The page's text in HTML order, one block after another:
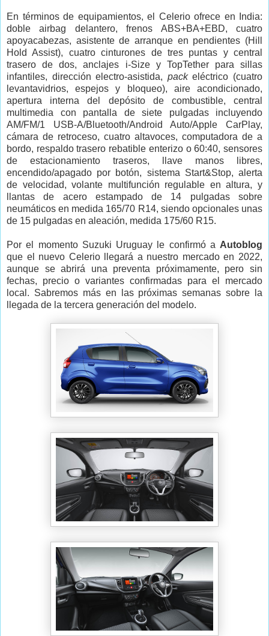
En términos de equipamientos, el Celerio ofrece en India:
doble airbag delantero, frenos ABS+BA+EBD, cuatro
apoyacabezas, asistente de arranque en pendientes (Hill
Hold Assist), cuatro cinturones de tres puntas y central
trasero de dos, anclajes i-Size y TopTether para sillas
infantiles, dirección electro-asistida, packeléctrico (cuatro
levantavidrios, espejos y bloqueo), aire acondicionado,
apertura interna del depósito de combustible, central
multimedia con pantalla de siete pulgadas incluyendo
AM/FM/1 USB-A/Bluetooth/Android Auto/Apple CarPlay,
cámara de retroceso, cuatro altavoces, computadora de a
bordo, respaldo trasero rebatible enterizo o 60:40, sensores
de estacionamiento traseros, llave manos libres,
encendido/apagado por botón, sistema Start&Stop, alerta
de velocidad, volante multifunción regulable en altura, y
llantas de acero estampado de 14 pulgadas sobre
neumáticos en medida 165/70 R14, siendo opcionales unas
de 15 pulgadas en aleación, medida 175/60 R15.
Por el momento Suzuki Uruguay le confirmó a Autoblog
que el nuevo Celerio llegará a nuestro mercado en 2022,
aunque se abrirá una preventa próximamente, pero sin
fechas, precio o variantes confirmadas para el mercado
local. Sabremos más en las próximas semanas sobre la
llegada de la tercera generación del modelo.